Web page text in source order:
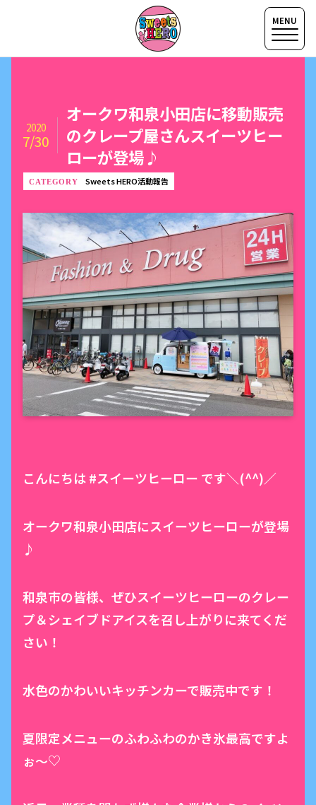
オークワ和泉小田店に移動販売
のクレープ屋さんスイーツヒー
ローが登場♪
2020
7/30
Sweets HERO活動報告
こんにちは #スイーツヒーロー です＼(^^)／
オークワ和泉小田店にスイーツヒーローが登場
♪
和泉市の皆様、ぜひスイーツヒーローのクレー
プ＆シェイブドアイスを召し上がりに来てくだ
さい！
水色のかわいいキッチンカーで販売中です！
夏限定メニューのふわふわのかき氷最高ですよ
ぉ〜♡